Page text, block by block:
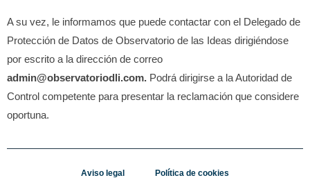
A su vez, le informamos que puede contactar con el Delegado de
Protección de Datos de Observatorio de las Ideas dirigiéndose
por escrito a la dirección de correo
admin@observatoriodli.com. Podrá dirigirse a la Autoridad de
Control competente para presentar la reclamación que considere
oportuna.
Aviso legal Política de cookies